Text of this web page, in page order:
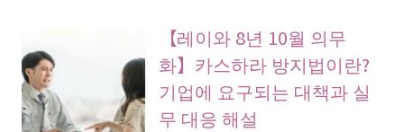
【레이와 8년 10월 의무
화】카스하라 방지법이란?
기업에 요구되는 대책과 실
무 대응 해설